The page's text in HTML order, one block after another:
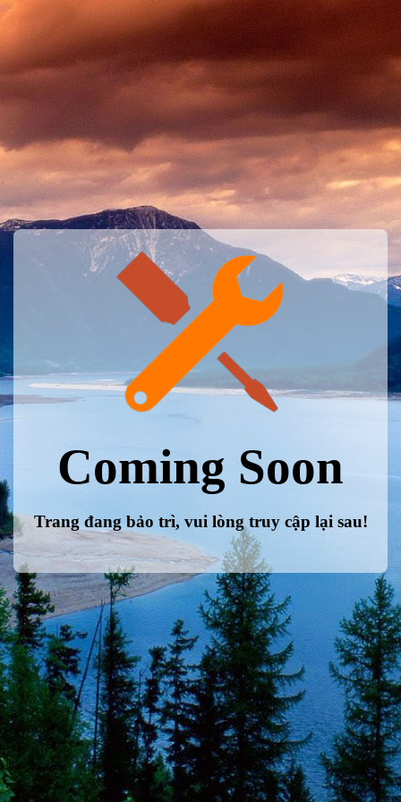
Coming Soon
Trang đang bảo trì, vui lòng truy cập lại sau!